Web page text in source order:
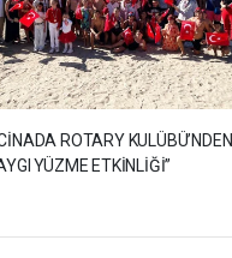
ROTARY KULÜBÜ’NDEN
YÜZME ETKİNLİĞİ”